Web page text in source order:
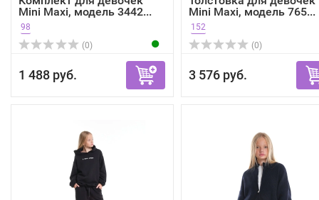
Mini Maxi, модель 3442...
98
(0)
1 488 руб.
Mini Maxi, модель 765...
152
(0)
3 576 руб.